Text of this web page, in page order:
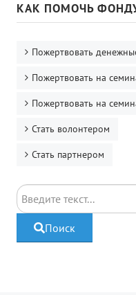
КАК ПОМОЧЬ
Пожертвовать
Пожертвовать на
Пожертвовать на
Стать волонтером
Стать партнером
Поиск
Поиск